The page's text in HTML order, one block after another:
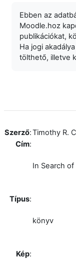
Ebben az
Moodle.hoz
publikációkat,
Ha jogi
tölthető, illetve
Szerző:Timothy R.
Cím:
In Search
Típus:
könyv
Kép: